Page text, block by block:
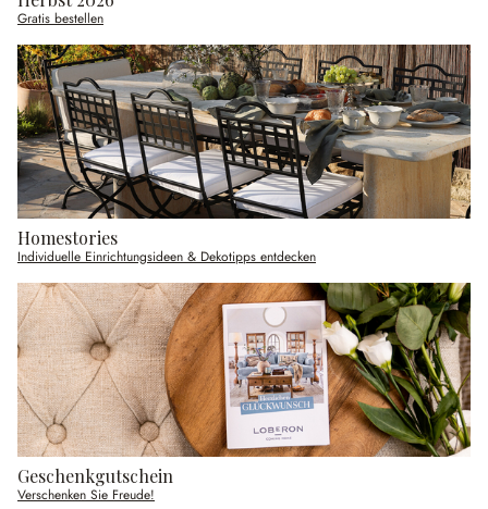
Gratis bestellen
Homestories
Individuelle Einrichtungsideen & Dekotipps entdecken
Geschenkgutschein
Verschenken Sie Freude!